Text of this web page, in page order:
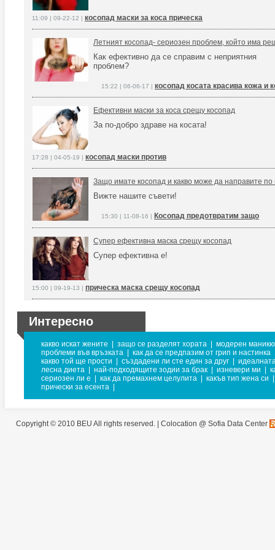
11:09 | 09-22-12 | косопад маски за коса прическа
Летният косопад- сериозен проблем, който има
Как ефективно да се справим с неприятния
проблем?
15:22 | 06-06-17 | косопад косата красива кожа и
Ефективни маски за коса срещу косопад
За по-добро здраве на косата!
17:28 | 04-05-19 | косопад маски против
Защо имате косопад и какво може да направите по
Вижте нашите съвети!
15:30 | 11-08-16 | Косопад предотвратим защо
Супер ефективна маска срещу косопад
Супер ефективна е!
15:00 | 09-19-13 | прическа маска срещу косопад
Интересно
какво искат жените защо се разделят хората
модерен
проблеми във връзката
как да се предпазим от грип и настинка
какво той ще прости
създадени ли сте един за друг
лесна диета
най-подходящите зодии за брак изневери ми
сериозен ли е
как да премахнем целулита какъв тип жена си
прически за есента
Copyright © 2010 BEU All rights reserved. | Colocation @ Sofia Data Center